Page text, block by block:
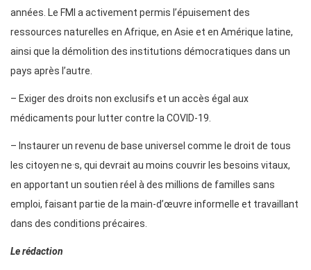
années. Le FMI a activement permis l’épuisement des
ressources naturelles en Afrique, en Asie et en Amérique latine,
ainsi que la démolition des institutions démocratiques dans un
pays après l’autre.
– Exiger des droits non exclusifs et un accès égal aux
médicaments pour lutter contre la COVID-19.
– Instaurer un revenu de base universel comme le droit de tous
les citoyen·ne·s, qui devrait au moins couvrir les besoins vitaux,
en apportant un soutien réel à des millions de familles sans
emploi, faisant partie de la main-d’œuvre informelle et travaillant
dans des conditions précaires.
Le rédaction